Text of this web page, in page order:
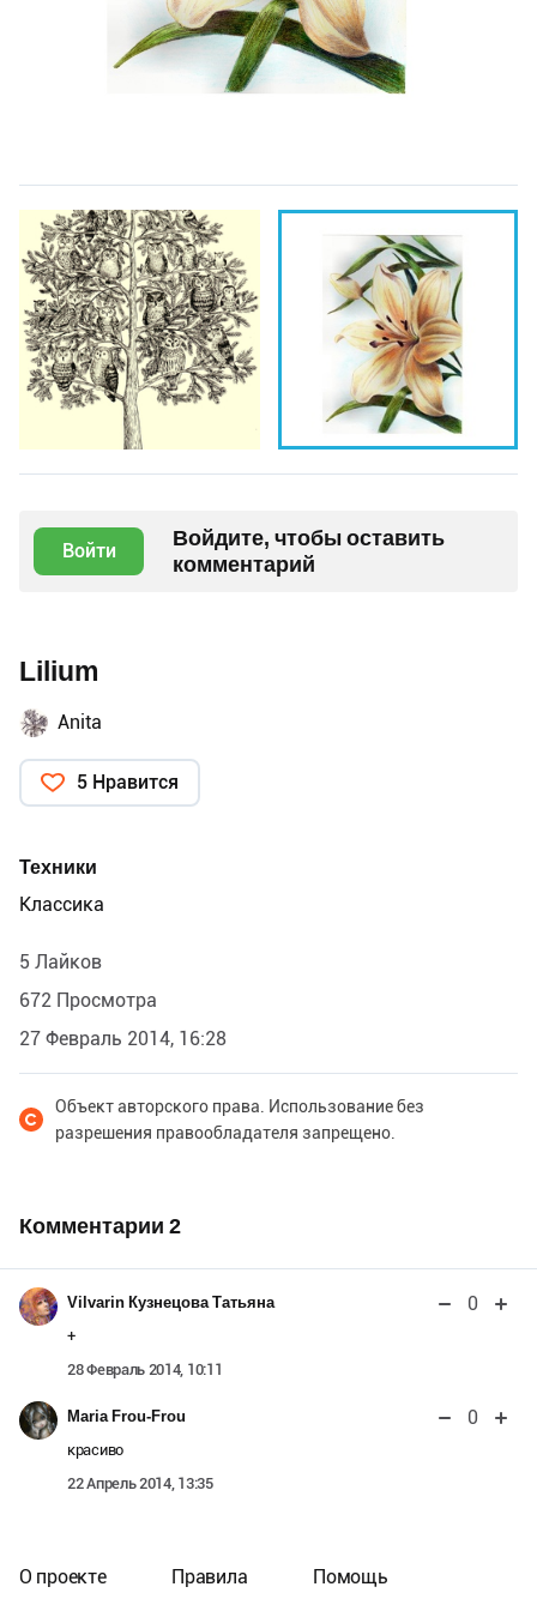
Войти
Войдите, чтобы оставить
комментарий
Lilium
Anita
5 Нравится
Техники
Классика
5 Лайков
672 Просмотра
27 Февраль 2014, 16:28
Объект авторского права. Использование без
разрешения правообладателя запрещено.
Комментарии 2
Vilvarin Кузнецова Татьяна 0
+
28 Февраль 2014, 10:11
Maria Frou-Frou 0
красиво
22 Апрель 2014, 13:35
О проекте Правила Помощь